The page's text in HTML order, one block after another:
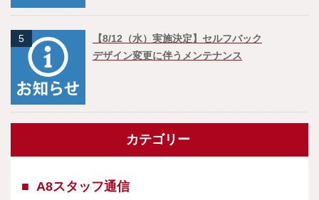
5
【8/12（水）実施決定】セルフバック
デザイン変更に伴うメンテナンス
カテゴリー
A8スタッフ通信